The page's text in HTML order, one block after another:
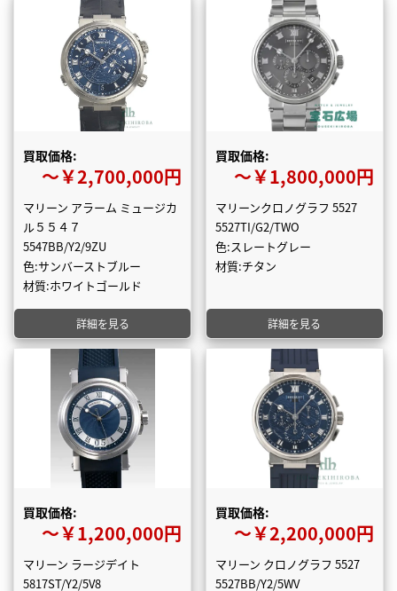
買取価格:
〜￥2,700,000円
マリーン アラーム ミュージカ
ル５５４７
5547BB/Y2/9ZU
色:サンバーストブルー
材質:ホワイトゴールド
詳細を見る
買取価格:
〜￥1,800,000円
マリーンクロノグラフ 5527
5527TI/G2/TWO
色:スレートグレー
材質:チタン
詳細を見る
買取価格:
〜￥1,200,000円
マリーン ラージデイト
5817ST/Y2/5V8
買取価格:
〜￥2,200,000円
マリーン クロノグラフ 5527
5527BB/Y2/5WV